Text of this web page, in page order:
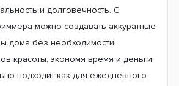
и долговечность. С
можно создавать аккуратные
дома без необходимости
красоты, экономя время и деньги.
подходит как для ежедневного